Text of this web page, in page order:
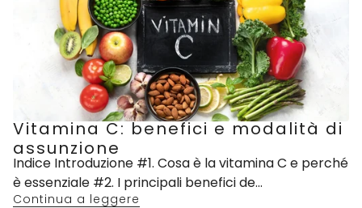
Vitamina C: benefici e modalità di
assunzione
Indice Introduzione #1. Cosa è la vitamina C e perché
è essenziale #2. I principali benefici de...
Continua a leggere